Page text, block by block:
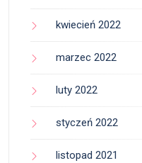
kwiecień 2022
marzec 2022
luty 2022
styczeń 2022
listopad 2021